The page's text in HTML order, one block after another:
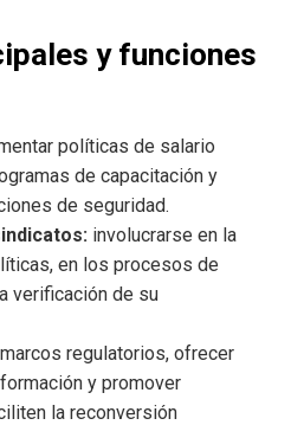
y funciones
políticas de salario
de capacitación y
de seguridad.
involucrarse en la
en los procesos de
verificación de su
regulatorios, ofrecer
y promover
la reconversión